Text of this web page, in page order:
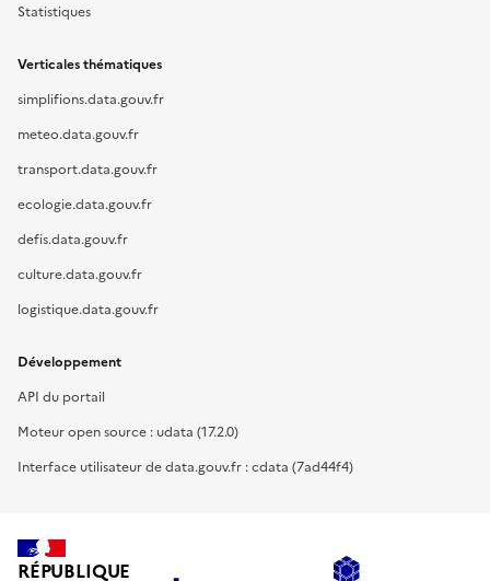
Statistiques
Verticales thématiques
simplifions.data.gouv.fr
meteo.data.gouv.fr
transport.data.gouv.fr
ecologie.data.gouv.fr
defis.data.gouv.fr
culture.data.gouv.fr
logistique.data.gouv.fr
Développement
API du portail
Moteur open source : udata (17.2.0)
Interface utilisateur de data.gouv.fr : cdata (7ad44f4)
RÉPUBLIQUE